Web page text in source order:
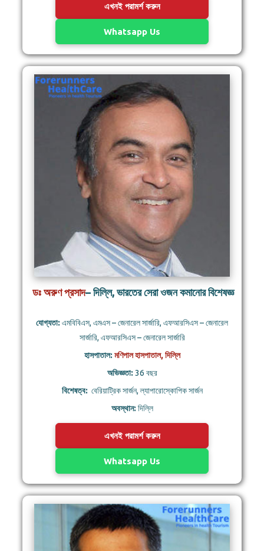
এখনই পরামর্শ করুন
Whatsapp Us
ডঃ অরুণ প্রসাদ– দিল্লি, ভারতের সেরা ওজন কমানোর বিশেষজ্ঞ
যোগ্যতা: এমবিবিএস, এমএস – জেনারেল সার্জারি, এফআরসিএস – জেনারেল
সার্জারি, এফআরসিএস – জেনারেল সার্জারি
হাসপাতাল: মণিপাল হাসপাতাল, দিল্লি
অভিজ্ঞতা: 36 বছর
বিশেষত্ব: বেরিয়াট্রিক সার্জন, ল্যাপারোস্কোপিক সার্জন
অবস্থান: দিল্লি
এখনই পরামর্শ করুন
Whatsapp Us